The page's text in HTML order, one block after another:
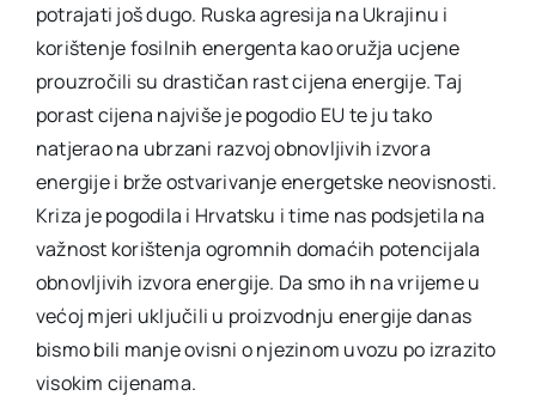
potrajati još dugo. Ruska agresija na Ukrajinu i
korištenje fosilnih energenta kao oružja ucjene
prouzročili su drastičan rast cijena energije. Taj
porast cijena najviše je pogodio EU te ju tako
natjerao na ubrzani razvoj obnovljivih izvora
energije i brže ostvarivanje energetske neovisnosti.
Kriza je pogodila i Hrvatsku i time nas podsjetila na
važnost korištenja ogromnih domaćih potencijala
obnovljivih izvora energije. Da smo ih na vrijeme u
većoj mjeri uključili u proizvodnju energije danas
bismo bili manje ovisni o njezinom uvozu po izrazito
visokim cijenama.